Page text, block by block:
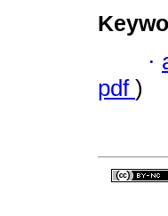
·
pdf )